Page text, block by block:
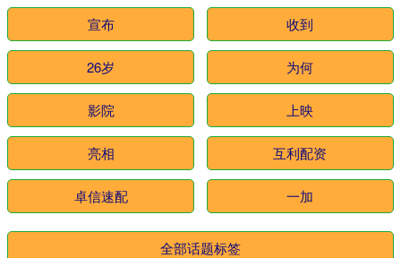
宣布 收到
26岁 为何
影院 上映
亮相 互利配资
卓信速配 一加
全部话题标签